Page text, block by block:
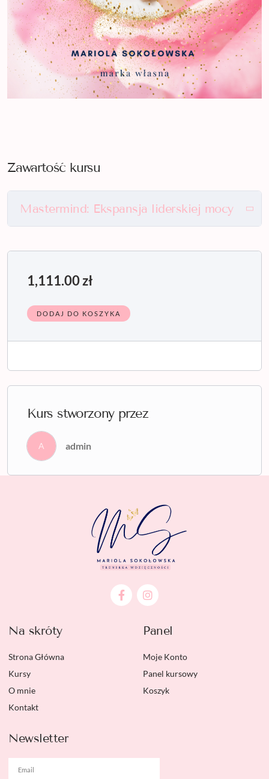
Zawartość kursu
Mastermind: Ekspansja liderskiej mocy
1,111.00zł
DODAJ DO KOSZYKA
Kurs stworzony przez
A admin
Na skróty
Strona Główna
Kursy
O mnie
Kontakt
Panel
Moje Konto
Panel kursowy
Koszyk
Newsletter